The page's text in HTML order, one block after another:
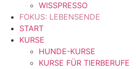
WISSPRESSO
FOKUS: LEBENSENDE
START
KURSE
HUNDE-KURSE
KURSE FÜR TIERBERUFE